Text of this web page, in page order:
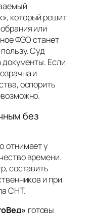
который решит
или
ФЭО станет
Суд
документы. Если
и
оспорить
без
отнимает у
времени.
составить
и при
СНТ.
готовы